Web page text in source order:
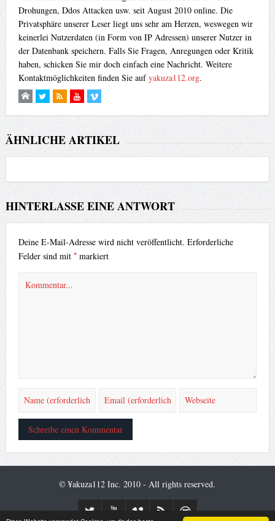
Drohungen, Ddos Attacken usw. seit August 2010 online. Die
Privatsphäre unserer Leser liegt uns sehr am Herzen, weswegen wir
keinerlei Nutzerdaten (in Form von IP Adressen) unserer Nutzer in
der Datenbank speichern. Falls Sie Fragen, Anregungen oder Kritik
haben, schicken Sie mir doch einfach eine Nachricht. Weitere
Kontaktmöglichkeiten finden Sie aufyakuza112.org.
ÄHNLICHE ARTIKEL
HINTERLASSE EINE ANTWORT
Deine E-Mail-Adresse wird nicht veröffentlicht. Erforderliche
Felder sind mit *markiert
© ¥akuza112 Inc. 2010 - All rights reserved.